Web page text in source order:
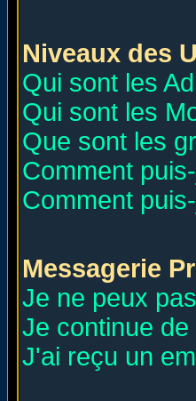
Niveaux des
Qui sont les
Qui sont les
Que sont les
Comment
Comment
Messagerie
Je ne peux
Je continue
J'ai reçu un